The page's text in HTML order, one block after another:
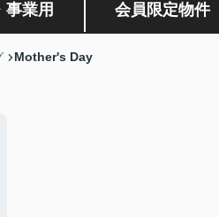
事業用 会員限定物件
Mother's Day